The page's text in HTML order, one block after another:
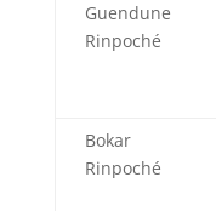
Guendune
Rinpoché
Bokar
Rinpoché